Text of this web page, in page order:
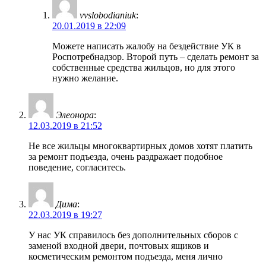
vvslobodianiuk:
20.01.2019 в 22:09
Можете написать жалобу на бездействие УК в
Роспотребнадзор. Второй путь – сделать ремонт за
собственные средства жильцов, но для этого
нужно желание.
Элеонора:
12.03.2019 в 21:52
Не все жильцы многоквартирных домов хотят платить
за ремонт подъезда, очень раздражает подобное
поведение, согласитесь.
Дима:
22.03.2019 в 19:27
У нас УК справилось без дополнительных сборов с
заменой входной двери, почтовых ящиков и
косметическим ремонтом подъезда, меня лично